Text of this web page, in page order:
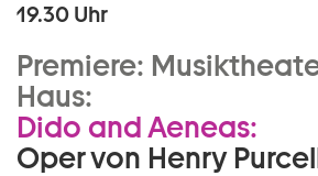
19.30 Uhr
Premiere:
Haus:
Dido and Aeneas:
Oper von Henry